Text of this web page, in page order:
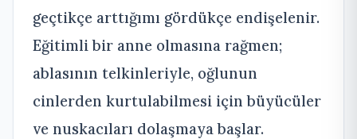
geçtikçe arttığımı gördükçe endişelenir.
Eğitimli bir anne olmasına rağmen;
ablasının telkinleriyle, oğlunun
cinlerden kurtulabilmesi için büyücüler
ve nuskacıları dolaşmaya başlar.